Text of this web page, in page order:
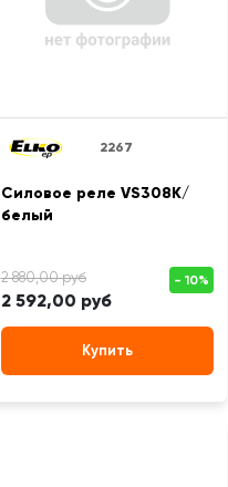
2267
Силовое реле VS308K/
белый
2 592,00 руб
Купить